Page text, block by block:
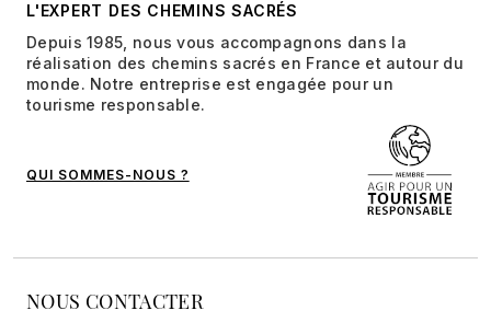
L'EXPERT DES CHEMINS SACRÉS
Depuis 1985, nous vous accompagnons dans la
réalisation des chemins sacrés en France et autour du
monde. Notre entreprise est engagée pour un
tourisme responsable.
QUI SOMMES-NOUS ?
NOUS CONTACTER